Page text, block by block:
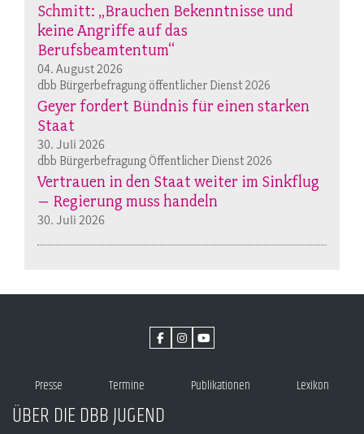
Schmitt: „Brauchen Bekenntnisse und
keine Angriffe auf das
Berufsbeamtentum“
04. August 2026
dbb Bürgerbefragung öffentlicher Dienst 2026
Geyer fordert Bündnis für einen starken
Staat
30. Juli 2026
dbb Bürgerbefragung Öffentlicher Dienst 2026
Vertrauen in den Staat weiter im Sinkflug
– Regierung muss handeln
30. Juli 2026
Presse Termine Publikationen Lexikon
ÜBER DIE DBB JUGEND